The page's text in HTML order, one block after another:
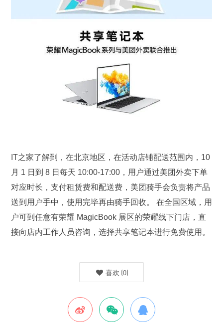
IT之家了解到，在北京地区，在活动店铺配送范围内，10
月 1 日到 8 日每天 10:00-17:00，用户通过美团外卖下单
对应时长，支付租赁费和配送费，美团骑手会负责将产品
送到用户手中，使用完毕再由骑手回收。 在全国区域，用
户可到任意有荣耀 MagicBook 展区的荣耀线下门店，直
接向店内工作人员咨询，选择共享笔记本进行免费使用。
喜欢 (0)